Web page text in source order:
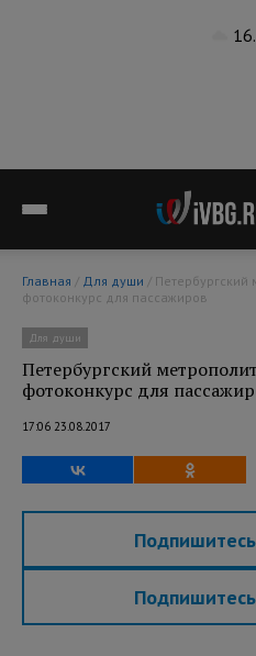
Главная / Для души
фотоконкурс для пассажиров
Для души
Петербургский
фотоконкурс для
17:06 23.08.2017